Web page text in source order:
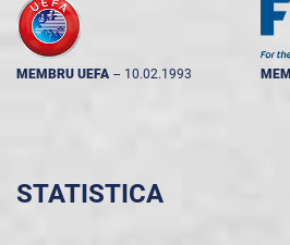
MEMBRU UEFA -- 10.02.1993
STATISTICA